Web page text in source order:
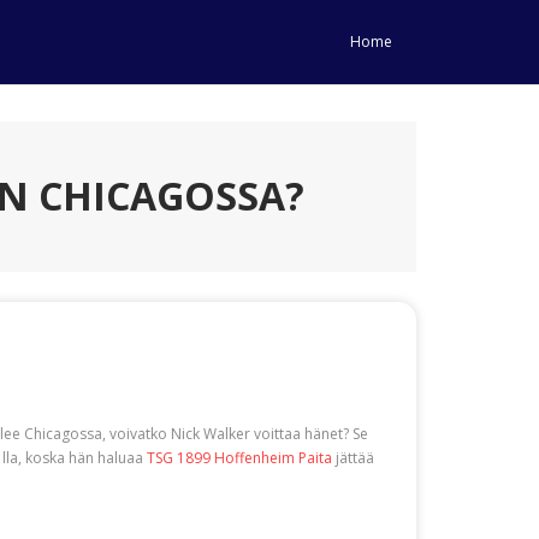
Home
CHICAGOSSA?
Chicagossa, voivatko Nick Walker voittaa hänet? Se
koska hän haluaa TSG 1899 Hoffenheim Paita jättää